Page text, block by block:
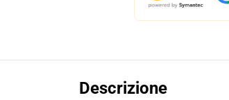
Descrizione